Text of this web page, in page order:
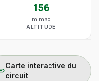
156
m max
ALTITUDE
Carte interactive du
circuit